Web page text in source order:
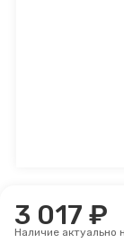
3 017 ₽
Наличие актуально